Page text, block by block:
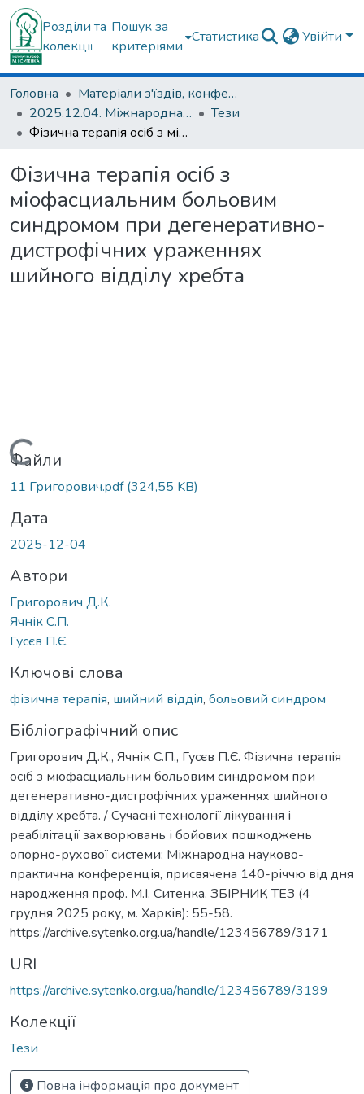
Розділи та
колекції
Пошук за
критеріями
Статистика Увійти
Головна
Матеріали з'їздів, конференцій, симпозіумів та ін.
2025.12.04. Міжнародна науково-практична конференція, присвячена 140-річчю від дня народження проф. М.І. Ситенка СУЧАСНІ ТЕХНОЛОГІЇ ЛІКУВАННЯ І РЕАБІЛІТАЦІЇ ЗАХВОРЮВАНЬ І БОЙОВИХ ПОШКОДЖЕНЬ ОПОРНО-РУХОВОЇ СИСТЕМИ
Тези
Фізична терапія осіб з міофасциальним больовим синдромом при дегенеративно-дистрофічних ураженнях шийного відділу хребта
Фізична терапія осіб з
міофасциальним больовим
синдромом при дегенеративно-
дистрофічних ураженнях
шийного відділу хребта
Вантажиться...
Файли
11 Григорович.pdf(324,55 KB)
Дата
2025-12-04
Автори
Григорович Д.К.
Ячнік С.П.
Гусєв П.Є.
Ключові слова
фізична терапія, шийний відділ, больовий синдром
Бібліографічний опис
Григорович Д.К., Ячнік С.П., Гусєв П.Є. Фізична терапія
осіб з міофасциальним больовим синдромом при
дегенеративно-дистрофічних ураженнях шийного
відділу хребта. / Сучасні технології лікування і
реабілітації захворювань і бойових пошкоджень
опорно-рухової системи: Міжнародна науково-
практична конференція, присвячена 140-річчю від дня
народження проф. М.І. Ситенка. ЗБІРНИК ТЕЗ (4
грудня 2025 року, м. Харків): 55-58.
https://archive.sytenko.org.ua/handle/123456789/3171
URI
https://archive.sytenko.org.ua/handle/123456789/3199
Колекції
Тези
Повна інформація про документ